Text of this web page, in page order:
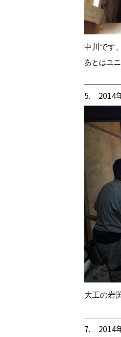
中川です
あとはユ
5. 2014
大工の岩
7. 2014